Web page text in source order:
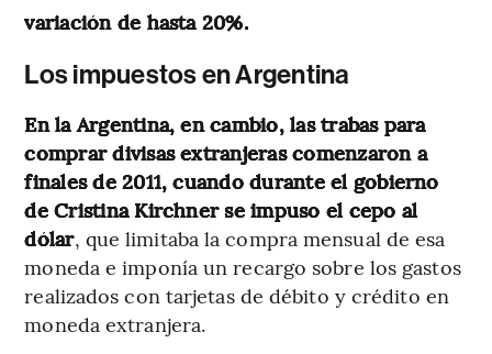
variación de hasta 20%.
Los impuestos en Argentina
En la Argentina, en cambio, las trabas para
comprar divisas extranjeras comenzaron a
finales de 2011, cuando durante el gobierno
de Cristina Kirchner se impuso el cepo al
dólar, que limitaba la compra mensual de esa
moneda e imponía un recargo sobre los gastos
realizados con tarjetas de débito y crédito en
moneda extranjera.